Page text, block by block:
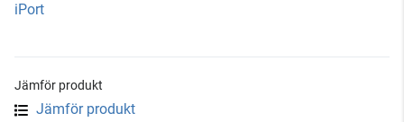
iPort
Jämför produkt
Jämför produkt